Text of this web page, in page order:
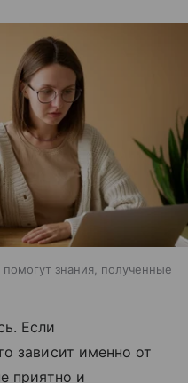
знания, полученные
Если
зависит именно от
приятно и